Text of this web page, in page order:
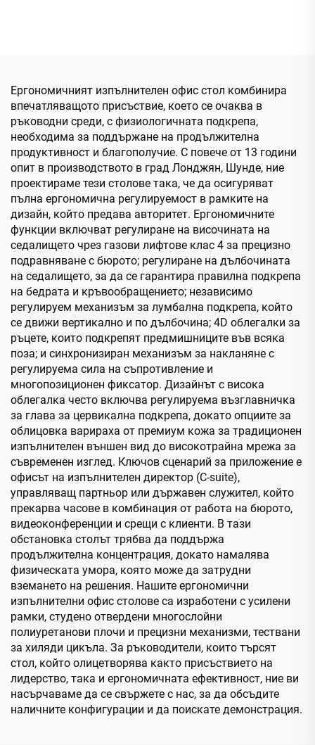
Ергономичният изпълнителен офис стол комбинира
впечатляващото присъствие, което се очаква в
ръководни среди, с физиологичната подкрепа,
необходима за поддържане на продължителна
продуктивност и благополучие. С повече от 13 години
опит в производството в град Лонджян, Шунде, ние
проектираме тези столове така, че да осигуряват
пълна ергономична регулируемост в рамките на
дизайн, който предава авторитет. Ергономичните
функции включват регулиране на височината на
седалището чрез газови лифтове клас 4 за прецизно
подравняване с бюрото; регулиране на дълбочината
на седалището, за да се гарантира правилна подкрепа
на бедрата и кръвообращението; независимо
регулируем механизъм за лумбална подкрепа, който
се движи вертикално и по дълбочина; 4D облегалки за
ръцете, които подкрепят предмишниците във всяка
поза; и синхронизиран механизъм за накланяне с
регулируема сила на съпротивление и
многопозиционен фиксатор. Дизайнът с висока
облегалка често включва регулируема възглавничка
за глава за цервикална подкрепа, докато опциите за
облицовка варираха от премиум кожа за традиционен
изпълнителен външен вид до високотрайна мрежа за
съвременен изглед. Ключов сценарий за приложение е
офисът на изпълнителен директор (C-suite),
управляващ партньор или държавен служител, който
прекарва часове в комбинация от работа на бюрото,
видеоконференции и срещи с клиенти. В тази
обстановка столът трябва да поддържа
продължителна концентрация, докато намалява
физическата умора, която може да затрудни
вземането на решения. Нашите ергономични
изпълнителни офис столове са изработени с усилени
рамки, студено отвердени многослойни
полиуретанови плочи и прецизни механизми, тествани
за хиляди цикъла. За ръководители, които търсят
стол, който олицетворява както присъствието на
лидерство, така и ергономичната ефективност, ние ви
насърчаваме да се свържете с нас, за да обсъдите
наличните конфигурации и да поискате демонстрация.